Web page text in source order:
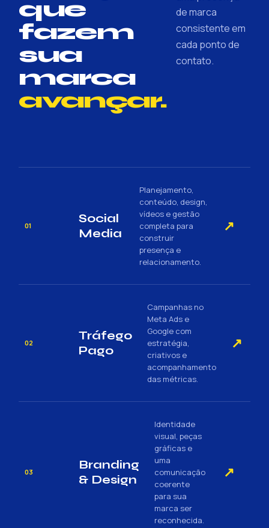
que
fazem
sua
marca
avançar.
de marca
consistente em
cada ponto de
contato.
01
Social
Media
Planejamento,
conteúdo, design,
vídeos e gestão
completa para
construir
presença e
relacionamento.
↗
02
Tráfego
Pago
Campanhas no
Meta Ads e
Google com
estratégia,
criativos e
acompanhamento
das métricas.
↗
03
Branding
& Design
Identidade
visual, peças
gráficas e
uma
comunicação
coerente
para sua
marca ser
reconhecida.
↗